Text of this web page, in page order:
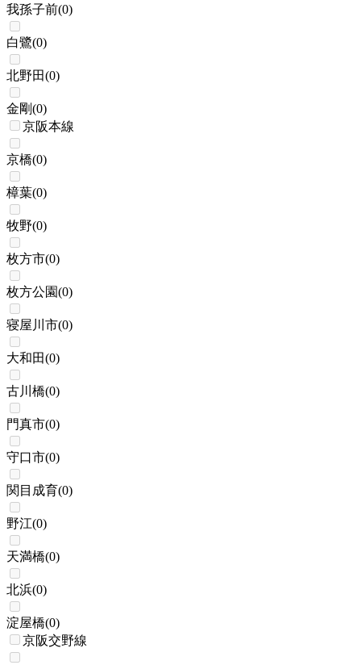
我孫子前(0)
白鷺(0)
北野田(0)
金剛(0)
京阪本線
京橋(0)
樟葉(0)
牧野(0)
枚方市(0)
枚方公園(0)
寝屋川市(0)
大和田(0)
古川橋(0)
門真市(0)
守口市(0)
関目成育(0)
野江(0)
天満橋(0)
北浜(0)
淀屋橋(0)
京阪交野線